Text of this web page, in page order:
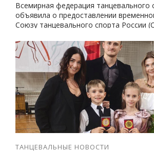
Всемирная федерация танцевального
объявила о предоставлении
Союзу танцевального спорта России
WDSF 4 августа 2025 года в Лозанне
ТАНЦЕВАЛЬНЫЕ НОВОСТИ